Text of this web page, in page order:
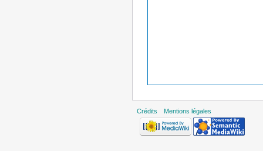
Crédits Mentions légales